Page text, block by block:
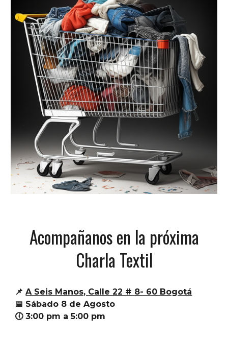
Acompañanos en la próxima
Charla Textil
📌A Seis Manos, Calle 22 # 8- 60 Bogotá
📅 Sábado 8 de Agosto
🕕 3:00 pm a 5:00 pm